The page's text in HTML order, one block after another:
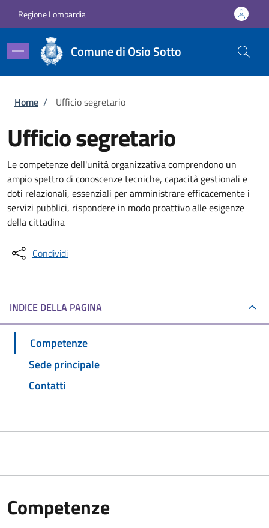
Regione Lombardia
Comune di Osio Sotto
Briciole di pane
Home / Ufficio segretario
Ufficio segretario
Le competenze dell'unità organizzativa comprendono un
ampio spettro di conoscenze tecniche, capacità gestionali e
doti relazionali, essenziali per amministrare efficacemente i
servizi pubblici, rispondere in modo proattivo alle esigenze
della cittadina
Condividi
INDICE DELLA PAGINA
Competenze
Sede principale
Contatti
Competenze